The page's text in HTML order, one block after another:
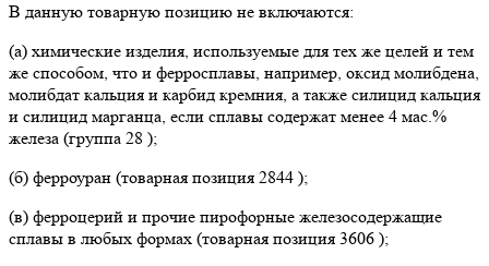
В данную товарную позицию не включаются:
(а) химические изделия, используемые для тех же целей и тем
же способом, что и ферросплавы, например, оксид молибдена,
молибдат кальция и карбид кремния, а также силицид кальция
и силицид марганца, если сплавы содержат менее 4 мас.%
железа (группа 28 );
(б) ферроуран (товарная позиция 2844 );
(в) ферроцерий и прочие пирофорные железосодержащие
сплавы в любых формах (товарная позиция 3606 );